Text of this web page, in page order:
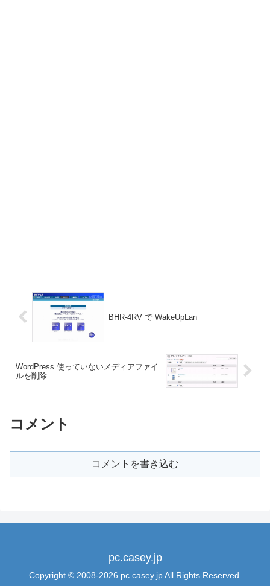
BHR-4RV で WakeUpLan
WordPress 使っていないメディアファイ
ルを削除
コメント
コメントを書き込む
pc.casey.jp
Copyright © 2008-2026 pc.casey.jp All Rights Reserved.